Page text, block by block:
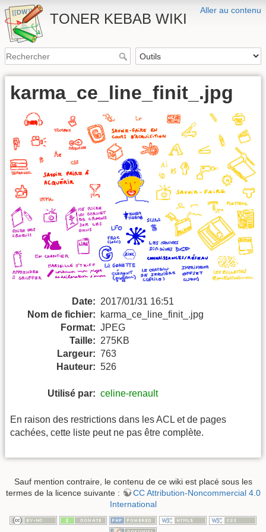
Aller au contenu
TONER KEBAB WIKI
karma_ce_line_finit_.jpg
Date: 2017/01/31 16:51
Nom de fichier:
karma_ce_line_finit_.jpg
Format: JPEG
Taille: 275KB
Largeur: 763
Hauteur: 526
Utilisé par: celine-renault
En raison des restrictions dans les ACL et de pages
cachées, cette liste peut ne pas être complète.
Sauf mention contraire, le contenu de ce wiki est placé sous les
termes de la licence suivante :
CC Attribution-Noncommercial 4.0
International